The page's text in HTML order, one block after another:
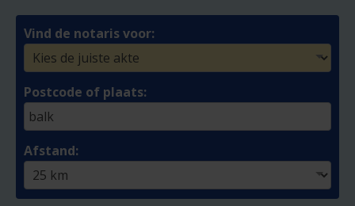
Vind de notaris voor:
Postcode of plaats:
Afstand: